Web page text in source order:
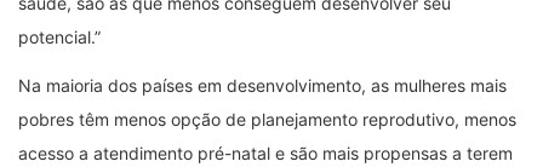
potencial.”
Na maioria dos países em desenvolvimento, as mulheres mais
pobres têm menos opção de planejamento reprodutivo, menos
acesso a atendimento pré-natal e são mais propensas a terem